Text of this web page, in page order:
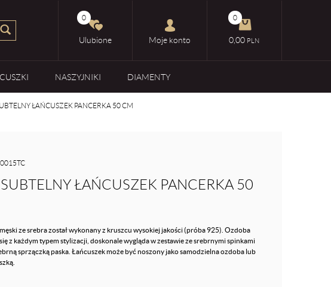
0
Ulubione Moje konto
0
0,00 PLN
NASZYJNIKI DIAMENTY
ŁAŃCUSZEK PANCERKA 50 CM
ŁAŃCUSZEK PANCERKA 50
ze srebra został wykonany z kruszcu wysokiej jakości (próba 925). Ozdoba
z każdym typem stylizacji, doskonale wygląda w zestawie ze srebrnymi spinkami
sprzączką paska. Łańcuszek może być noszony jako samodzielna ozdoba lub